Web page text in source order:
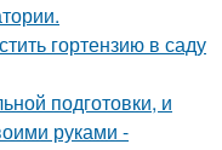
гортензию в саду
подготовки, и
руками -